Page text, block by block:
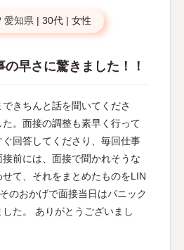
愛知県 | 30代 | 女性
早さに驚きました！！
きちんと話を聞いてくださ
。面接の調整も素早く行って
ぐ回答してくださり、毎回仕事
前には、面接で聞かれそうな
て、それをまとめたものをLIN
のおかげで面接当日はパニック
た。 ありがとうございまし